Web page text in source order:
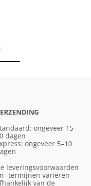
ongeveer 15–
dagen
ongeveer 5–10
leveringsvoorwaarden
-termijnen variëren
van de